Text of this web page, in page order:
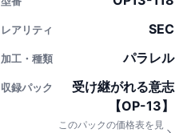
レアリティ SEC
加工・種類 パラレル
収録パック
受け継がれる意志
【OP-13】
このパックの価格表を見